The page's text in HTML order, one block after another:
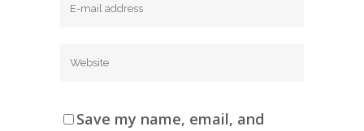
Save my name, email, and